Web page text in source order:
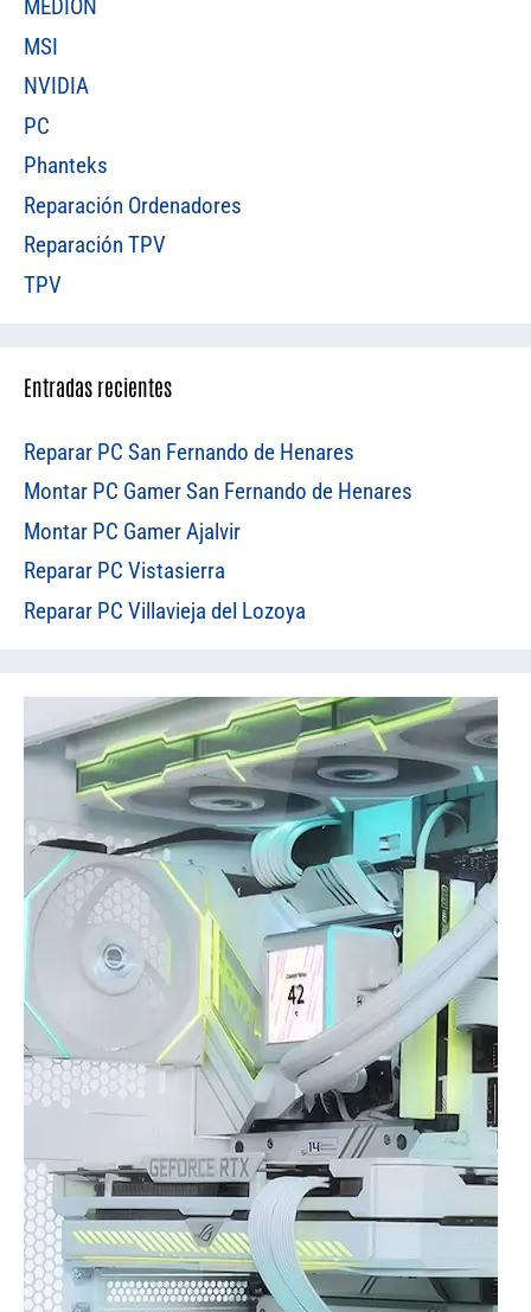
MEDION
MSI
NVIDIA
PC
Phanteks
Reparación Ordenadores
Reparación TPV
TPV
Entradas recientes
Reparar PC San Fernando de Henares
Montar PC Gamer San Fernando de Henares
Montar PC Gamer Ajalvir
Reparar PC Vistasierra
Reparar PC Villavieja del Lozoya